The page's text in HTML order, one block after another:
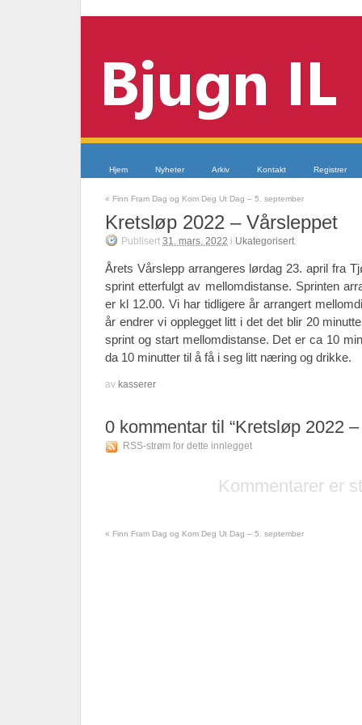
Hjem Nyheter Arkiv Kontakt Registrer
« Finn Fram Dag og Kom Deg Ut Dag – 5. september
Kretsløp 2022 – Vårsleppet
Publisert 31. mars, 2022 i Ukategorisert.
Årets Vårslepp arrangeres lørdag 23. april fra
sprint etterfulgt av mellomdistanse. Sprinten
er kl 12.00. Vi har tidligere år arrangert
år endrer vi opplegget litt i det det blir 20
sprint og start mellomdistanse. Det er ca 10
da 10 minutter til å få i seg litt næring og drikke.
av kasserer
0 kommentar til “Kretsløp 2022
RSS-strøm for dette innlegget
Kommentarer er
« Finn Fram Dag og Kom Deg Ut Dag – 5. september